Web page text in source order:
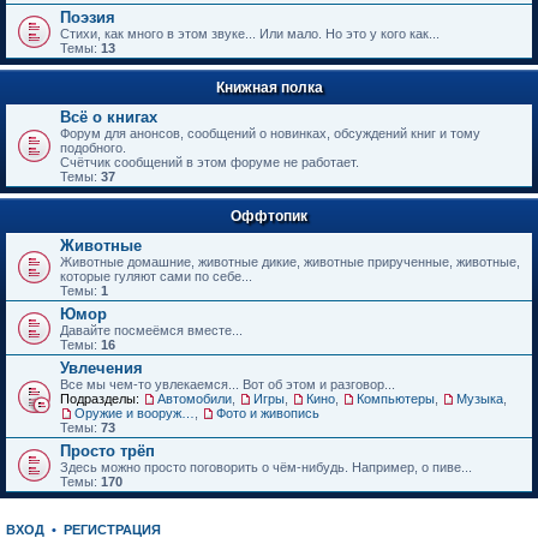
е
н
и
ю
Поэзия
Стихи, как много в этом звуке... Или мало. Но это у кого как...
Темы: 13
Книжная полка
Всё о книгах
Форум для анонсов, сообщений о новинках, обсуждений книг и тому
подобного.
Счётчик сообщений в этом форуме не работает.
Темы: 37
Оффтопик
Животные
Животные домашние, животные дикие, животные прирученные, животные,
которые гуляют сами по себе...
Темы: 1
Юмор
Давайте посмеёмся вместе...
Темы: 16
Увлечения
Все мы чем-то увлекаемся... Вот об этом и разговор...
Подразделы:
Автомобили Игры Кино Компьютеры Музыка
Фото и живопись
Темы: 73
Просто трёп
Здесь можно просто поговорить о чём-нибудь. Например, о пиве...
Темы: 170
ВХОД • РЕГИСТРАЦИЯ